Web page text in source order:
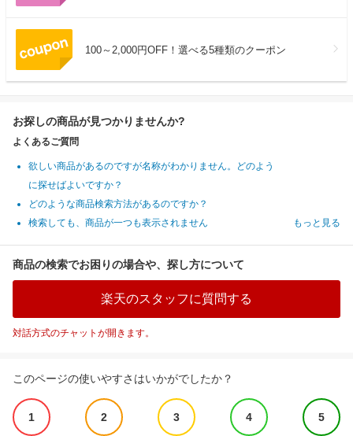
100～2,000円OFF！選べる5種類のクーポン
お探しの商品が見つかりませんか?
よくあるご質問
欲しい商品があるのですが名称がわかりません。どのよう
に探せばよいですか？
どのような商品検索方法があるのですか？
検索しても、商品が一つも表示されません
もっと見る
商品の検索でお困りの場合や、探し方について
楽天のスタッフに質問する
対話方式のチャットが開きます。
このページの使いやすさはいかがでしたか？
1 2 3 4 5